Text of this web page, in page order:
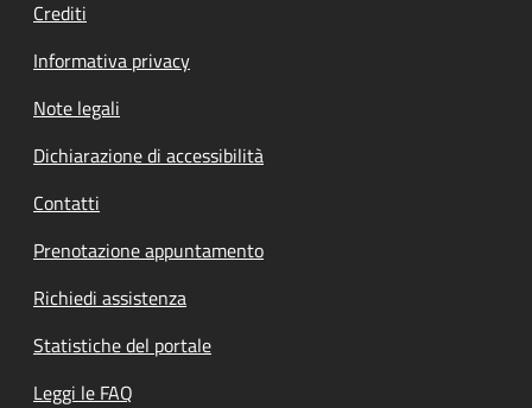
Crediti
Informativa privacy
Note legali
Dichiarazione di accessibilità
Contatti
Prenotazione appuntamento
Richiedi assistenza
Statistiche del portale
Leggi le FAQ